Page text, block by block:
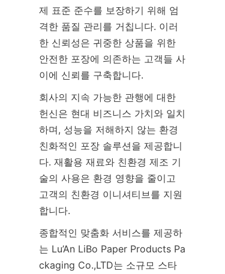
제 표준 준수를 보장하기 위해 엄
격한 품질 관리를 거칩니다. 이러
한 신뢰성은 귀중한 상품을 위한
안전한 포장에 의존하는 고객들 사
이에 신뢰를 구축합니다.
회사의 지속 가능한 관행에 대한
헌신은 현대 비즈니스 가치와 일치
하며, 성능을 저해하지 않는 환경
친화적인 포장 솔루션을 제공합니
다. 재활용 재료와 친환경 제조 기
술의 사용은 환경 영향을 줄이고
고객의 친환경 이니셔티브를 지원
합니다.
종합적인 맞춤화 서비스를 제공하
는 Lu’An LiBo Paper Products Pa
ckaging Co.,LTD는 소규모 스타